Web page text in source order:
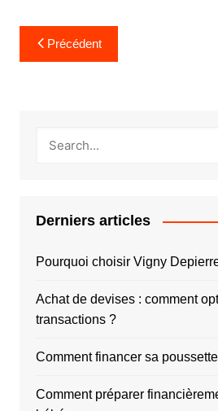
Navigation
de
Précédent
Derniers articles
Pourquoi choisir Vigny
Achat de devises : comment
transactions ?
Comment financer sa
Comment préparer